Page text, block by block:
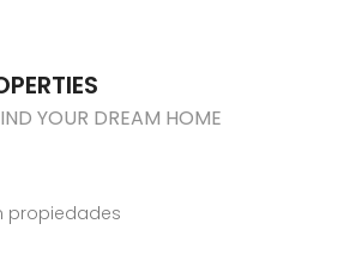
YOUR DREAM HOME
propiedades